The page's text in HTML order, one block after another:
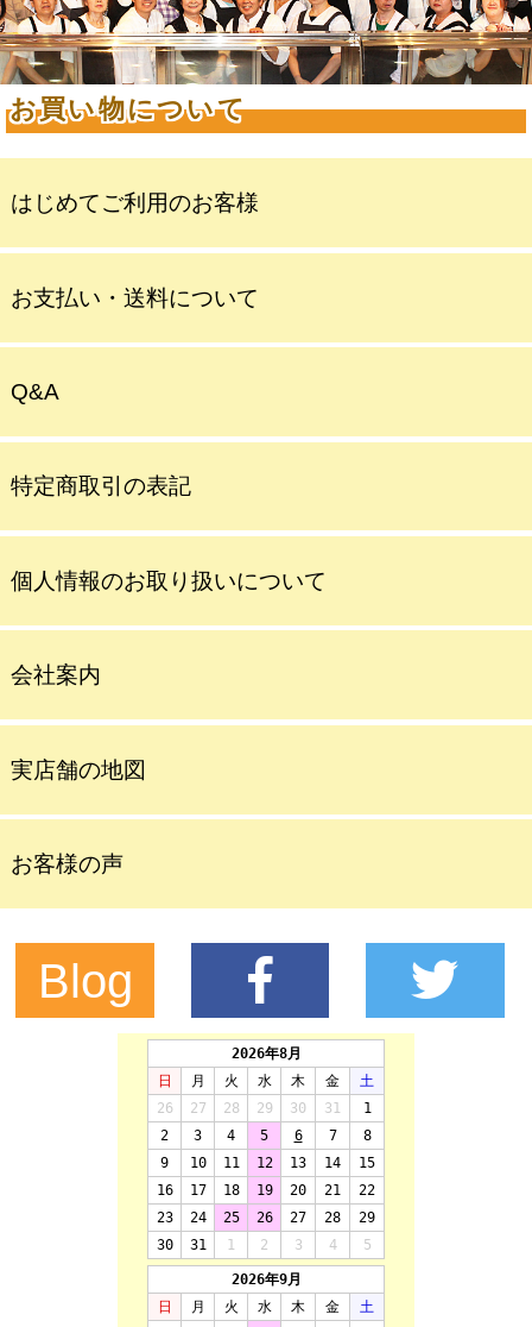
お買い物について
はじめてご利用のお客様
お支払い・送料について
Q&A
特定商取引の表記
個人情報のお取り扱いについて
会社案内
実店舗の地図
お客様の声
Blog